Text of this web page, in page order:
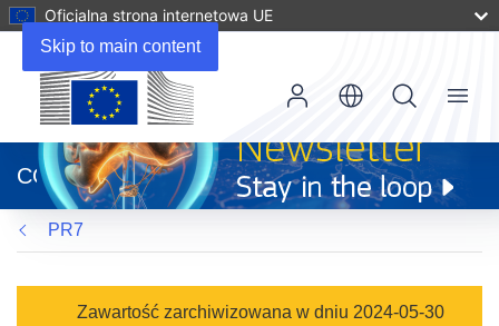
Skip to main content
Oficjalna strona internetowa UE
otworzy
się
w
nowym
oknie)
CORDIS
Menu
PR7
Zawartość zarchiwizowana w dniu 2024-05-30